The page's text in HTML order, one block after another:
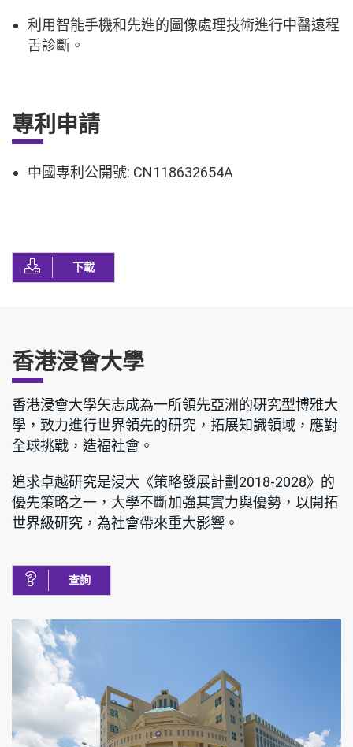
利用智能手機和先進的圖像處理技術進行中醫遠程
舌診斷。
專利申請
中國專利公開號: CN118632654A
下載
香港浸會大學
香港浸會大學矢志成為一所領先亞洲的硏究型博雅大
學，致力進行世界領先的研究，拓展知識領域，應對
全球挑戰，造福社會。
追求卓越研究是浸大《策略發展計劃2018-2028》的
優先策略之一，大學不斷加強其實力與優勢，以開拓
世界級研究，為社會帶來重大影響。
查詢